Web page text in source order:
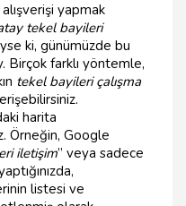
alışverişi yapmak
tekel bayileri
ki, günümüzde bu
Birçok farklı yöntemle,
tekel bayileri çalışma
harita
Örneğin, Google
iletişim” veya sadece
listesi ve